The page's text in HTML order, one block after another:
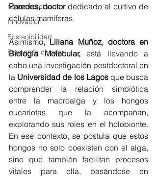
nanomedicina
Innovación
Sostenibilidad
Economía circular
Paredes, doctor dedicado al cultivo de
células mamíferas.
Asimismo, Liliana Muñoz, doctora en
Biología Molecular, está llevando a
cabo una investigación postdoctoral en
la Universidad de los Lagos que busca
comprender la relación simbiótica
entre la macroalga y los hongos
eucariotas que la acompañan,
explorando sus roles en el holobionte.
En ese contexto, se postula que estos
hongos no solo coexisten con el alga,
sino que también facilitan procesos
vitales para ella, basándose en